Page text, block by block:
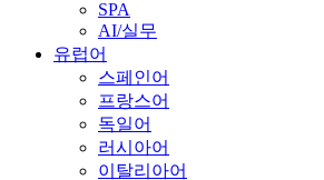
SPA
AI/실무
유럽어
스페인어
프랑스어
독일어
러시아어
이탈리아어